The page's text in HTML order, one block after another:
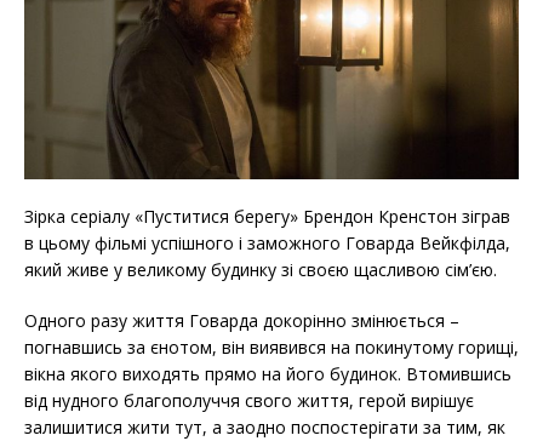
Зірка серіалу «Пуститися берегу» Брендон Кренстон зіграв
в цьому фільмі успішного і заможного Говарда Вейкфілда,
який живе у великому будинку зі своєю щасливою сім’єю.
Одного разу життя Говарда докорінно змінюється –
погнавшись за єнотом, він виявився на покинутому горищі,
вікна якого виходять прямо на його будинок. Втомившись
від нудного благополуччя свого життя, герой вирішує
залишитися жити тут, а заодно поспостерігати за тим, як